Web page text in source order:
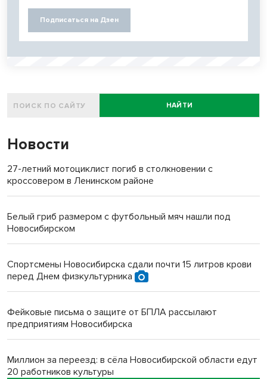
Подписаться на Дзен
НАЙТИ
Новости
27-летний мотоциклист погиб в столкновении с
кроссовером в Ленинском районе
Белый гриб размером с футбольный мяч нашли под
Новосибирском
Спортсмены Новосибирска сдали почти 15 литров крови
перед Днем физкультурника
Фейковые письма о защите от БПЛА рассылают
предприятиям Новосибирска
Миллион за переезд: в сёла Новосибирской области едут
20 работников культуры